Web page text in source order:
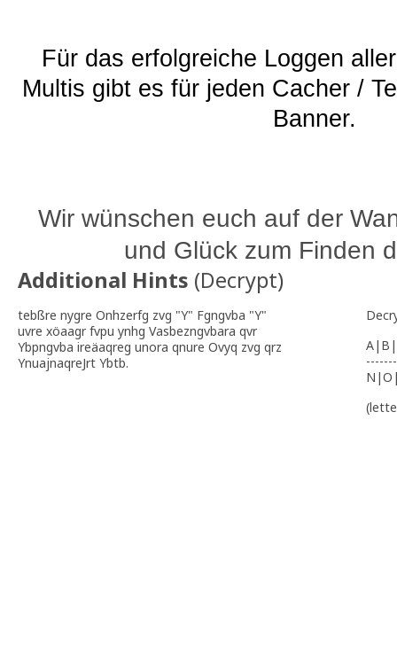
Für das erfolgreiche Loggen
Multis gibt es für jeden Cacher /
Banner.
Wir wünschen euch auf der
und Glück zum Finden
Additional Hints (Decrypt)
tebßre nygre Onhzerfg zvg "Y" Fgngvba "Y"
uvre xöaagr fvpu ynhg Vasbezngvbara qvr
Ybpngvba ireäaqreg unora qnure Ovyq zvg qrz
YnuajnaqreJrt Ybtb.